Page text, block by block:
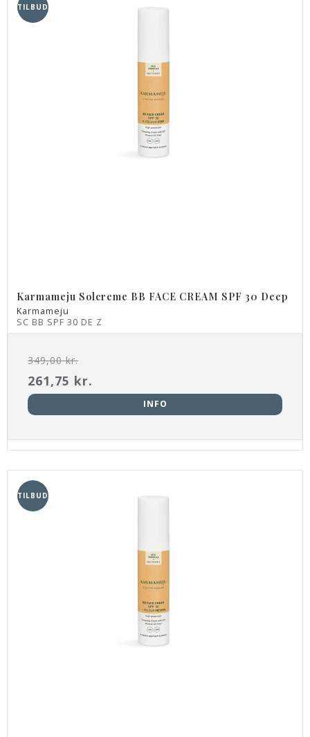
TILBUD
Karmameju Solcreme BB FACE CREAM SPF 30 Deep
Karmameju
SC BB SPF 30 DE Z
349,00 kr.
261,75 kr.
INFO
TILBUD